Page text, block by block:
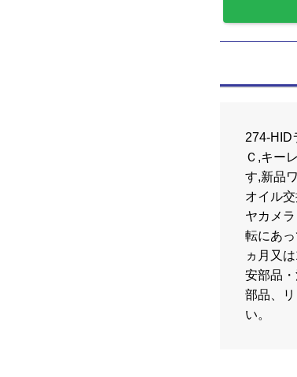
274-HID
Ｃ,キー
す,新品
オイル
ヤカメ
転にあ
ヵ月又
安部品
部品、
い。